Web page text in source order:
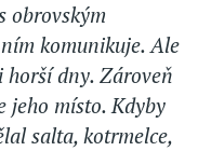
obrovským
komunikuje. Ale
horší dny. Zároveň
jeho místo. Kdyby
salta, kotrmelce,